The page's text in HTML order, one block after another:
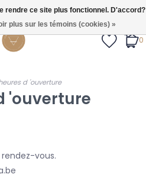
vanaf €55.
0
d 'ouverture
'ouverture
vous.
rendre ce site plus fonctionnel. D'accord?
plus sur les témoins (cookies) »